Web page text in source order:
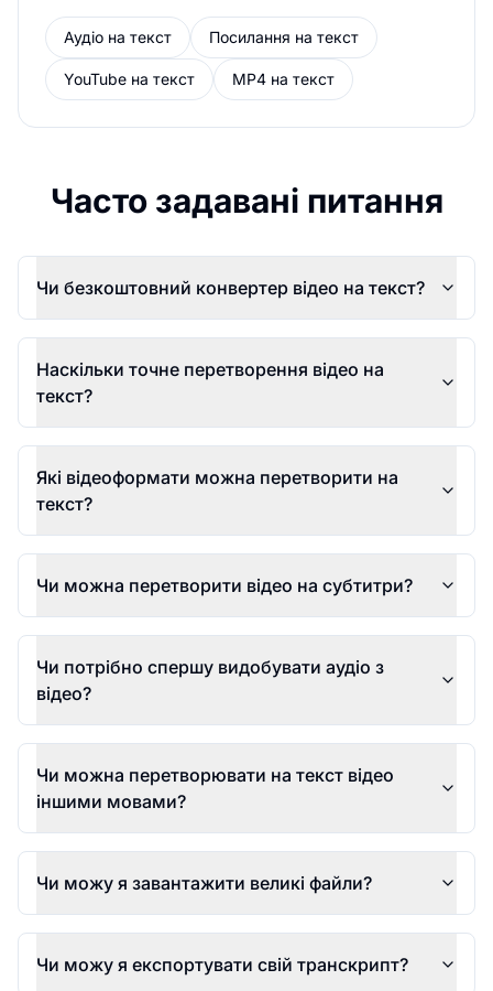
Аудіо на текст Посилання на текст
YouTube на текст MP4 на текст
Часто задавані питання
Чи безкоштовний конвертер відео на текст?
Наскільки точне перетворення відео на
текст?
Які відеоформати можна перетворити на
текст?
Чи можна перетворити відео на субтитри?
Чи потрібно спершу видобувати аудіо з
відео?
Чи можна перетворювати на текст відео
іншими мовами?
Чи можу я завантажити великі файли?
Чи можу я експортувати свій транскрипт?